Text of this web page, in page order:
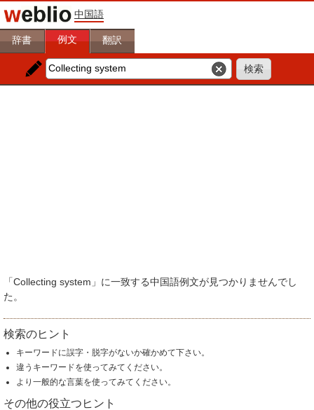
中国語
辞書 例文 翻訳
「Collecting system」に一致する中国語例文が見つかりませんでし
た。
検索のヒント
キーワードに誤字・脱字がないか確かめて下さい。
違うキーワードを使ってみてください。
より一般的な言葉を使ってみてください。
その他の役立つヒント